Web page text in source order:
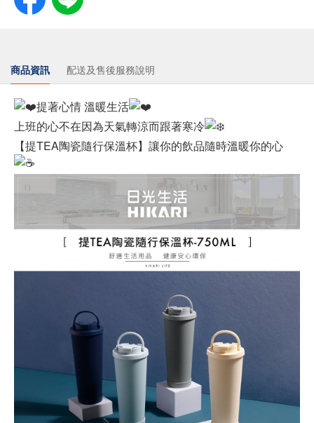
商品資訊 配送及售後服務說明
提著心情 溫暖生活
上班的心不在因為天氣轉涼而跟著寒冷
【提TEA陶瓷隨行保溫杯】讓你的飲品隨時溫暖你的心